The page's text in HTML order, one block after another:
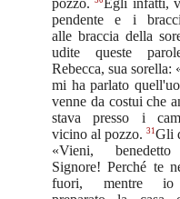
pendente e i
alle braccia della
udite queste
Rebecca, sua sorella:
mi ha parlato
venne da costui che
stava presso i
vicino al pozzo. 31 Gli
«Vieni,
Signore! Perché te
fuori, mentre